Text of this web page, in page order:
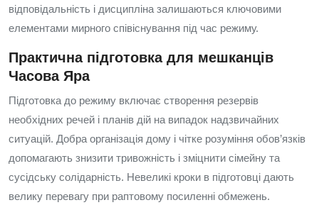
відповідальність і дисципліна залишаються ключовими
елементами мирного співіснування під час режиму.
Практична підготовка для мешканців
Часова Яра
Підготовка до режиму включає створення резервів
необхідних речей і планів дій на випадок надзвичайних
ситуацій. Добра організація дому і чітке розуміння обов’язків
допомагають знизити тривожність і зміцнити сімейну та
сусідську солідарність. Невеликі кроки в підготовці дають
велику перевагу при раптовому посиленні обмежень.